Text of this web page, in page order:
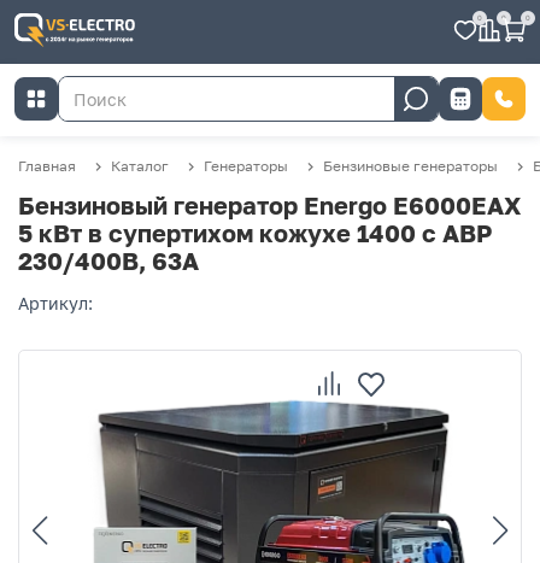
0 0 0
Главная Каталог Генераторы Бензиновые генераторы
Бензиновый генератор Energo E6000EAX
5 кВт в супертихом кожухе 1400 с АВР
230/400В, 63А
Артикул: